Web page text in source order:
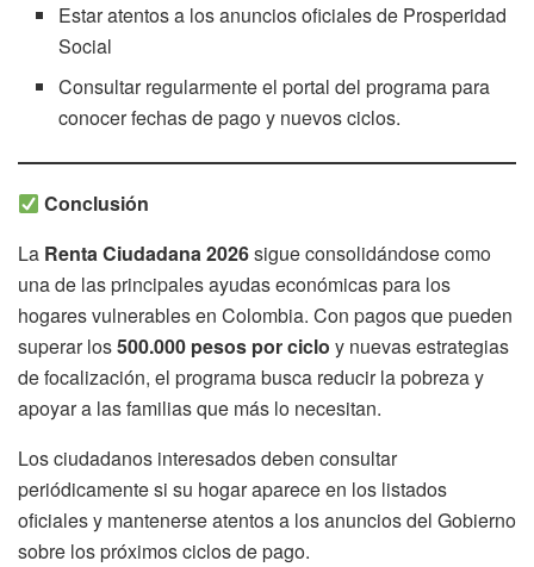
Estar atentos a los anuncios oficiales de Prosperidad
Social
Consultar regularmente el portal del programa para
conocer fechas de pago y nuevos ciclos.
Conclusión
La Renta Ciudadana 2026sigue consolidándose como
una de las principales ayudas económicas para los
hogares vulnerables en Colombia. Con pagos que pueden
superar los500.000 pesos por ciclo y nuevas estrategias
de focalización, el programa busca reducir la pobreza y
apoyar a las familias que más lo necesitan.
Los ciudadanos interesados deben consultar
periódicamente si su hogar aparece en los listados
oficiales y mantenerse atentos a los anuncios del Gobierno
sobre los próximos ciclos de pago.